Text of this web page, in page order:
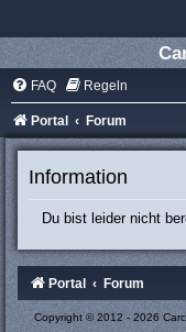
FAQ Regeln
Portal Forum
Information
Du bist leider nicht
Portal Forum
Copyright © 2012 - 2026